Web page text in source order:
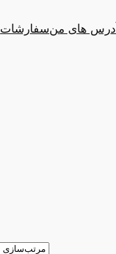
آدرس های منسفارشات